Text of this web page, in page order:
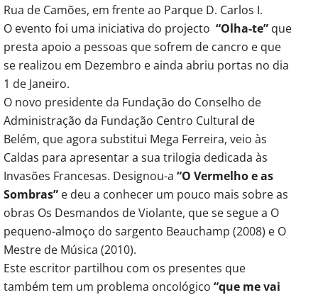
Rua de Camões, em frente ao Parque D. Carlos I.
O evento foi uma iniciativa do projecto “Olha-te” que
presta apoio a pessoas que sofrem de cancro e que
se realizou em Dezembro e ainda abriu portas no dia
1 de Janeiro.
O novo presidente da Fundação do Conselho de
Administração da Fundação Centro Cultural de
Belém, que agora substitui Mega Ferreira, veio às
Caldas para apresentar a sua trilogia dedicada às
Invasões Francesas. Designou-a “O Vermelho e as
Sombras” e deu a conhecer um pouco mais sobre as
obras Os Desmandos de Violante, que se segue a O
pequeno-almoço do sargento Beauchamp (2008) e O
Mestre de Música (2010).
Este escritor partilhou com os presentes que
também tem um problema oncológico “que me vai